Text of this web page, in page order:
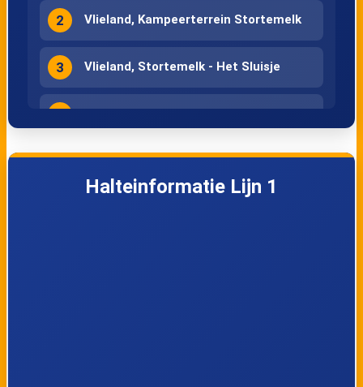
2 Vlieland, Kampeerterrein Stortemelk
3 Vlieland, Stortemelk - Het Sluisje
4 Vlieland, Duinkersoord - Bosrand
5 Vlieland, Duinkersoord - Koekoek
Halteinformatie Lijn 1